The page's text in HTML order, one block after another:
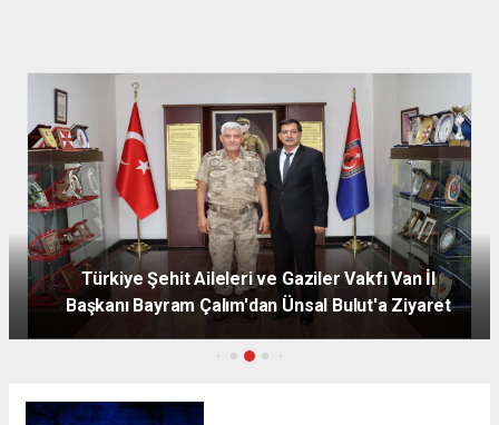
Türkiye Şehit Aileleri ve Gaziler Vakfı Van İl
Başkanı Bayram Çalım'dan Ünsal Bulut'a Ziyaret